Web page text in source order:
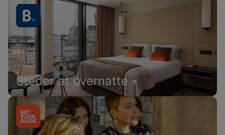
Steder at overnatte